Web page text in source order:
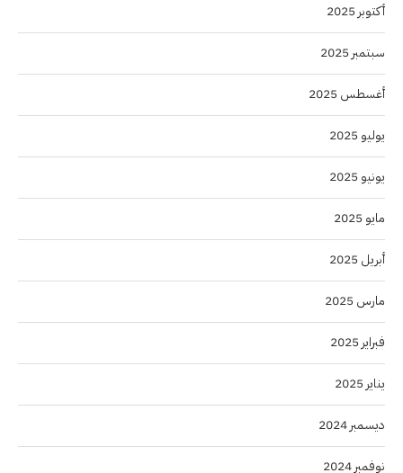
أكتوبر 2025
سبتمبر 2025
أغسطس 2025
يوليو 2025
يونيو 2025
مايو 2025
أبريل 2025
مارس 2025
فبراير 2025
يناير 2025
ديسمبر 2024
نوفمبر 2024